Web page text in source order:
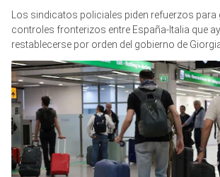
Los sindicatos policiales piden refuerzos
controles fronterizos entre España-Italia que
restablecerse por orden del gobierno de